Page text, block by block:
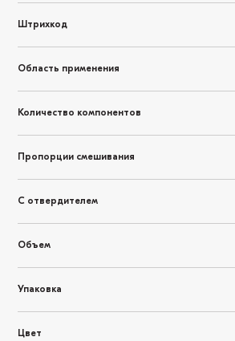
Штрихкод
Область применения
Количество компонентов
Пропорции смешивания
С отвердителем
Объем
Упаковка
Цвет